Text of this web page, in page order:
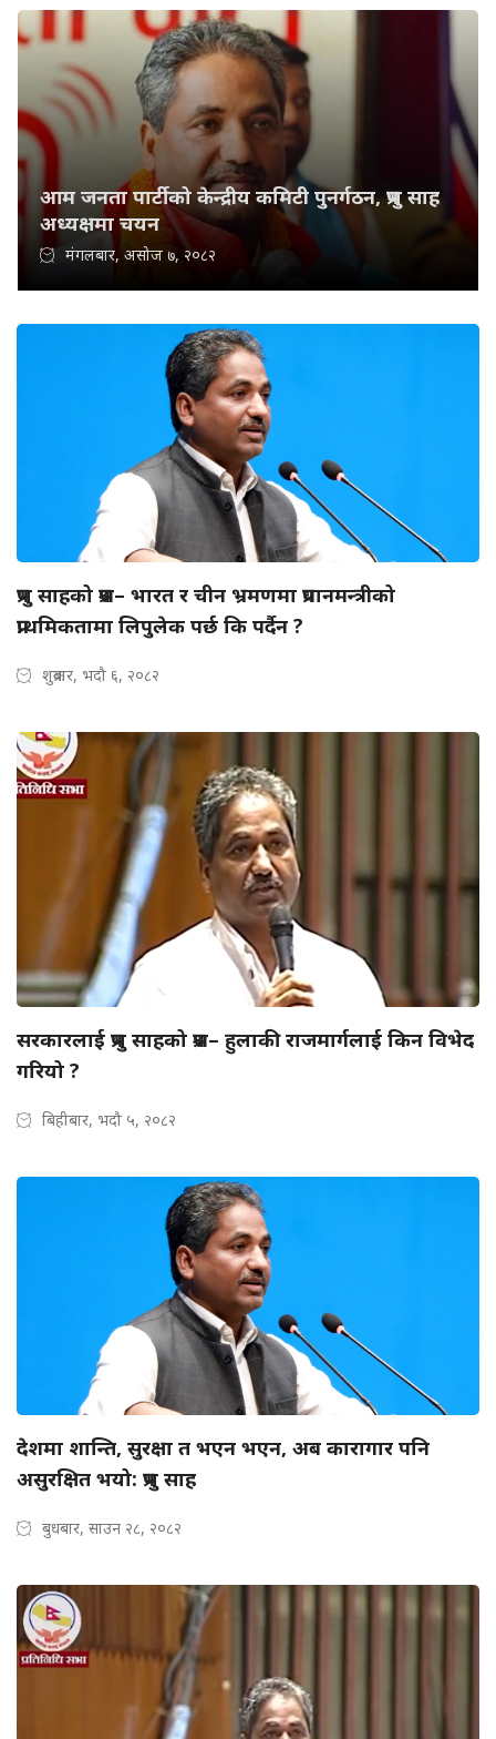
आम जनता पार्टीको केन्द्रीय कमिटी पुनर्गठन, प्रभु साह
अध्यक्षमा चयन
मंगलबार, असोज ७, २०८२
प्रभु साहको प्रश्न– भारत र चीन भ्रमणमा प्रधानमन्त्रीको
प्राथमिकतामा लिपुलेक पर्छ कि पर्दैन ?
शुक्रबार, भदौ ६, २०८२
सरकारलाई प्रभु साहको प्रश्न– हुलाकी राजमार्गलाई किन विभेद
गरियो ?
बिहीबार, भदौ ५, २०८२
देशमा शान्ति, सुरक्षा त भएन भएन, अब कारागार पनि
असुरक्षित भयो: प्रभु साह
बुधबार, साउन २८, २०८२